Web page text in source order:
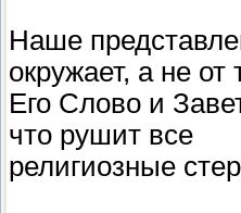
Наше
окружает, а не
Его Слово и
что рушит все
религиозные